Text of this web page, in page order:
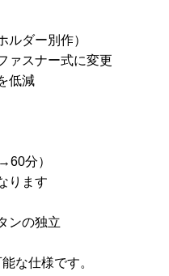
ダー別作）
スナー式に変更
低減
分）
ります
ンの独立
な仕様です。